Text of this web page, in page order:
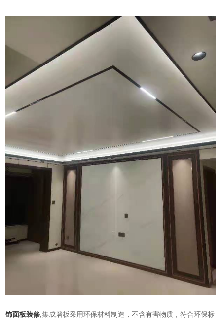
饰面板装修,集成墙板采用环保材料制造，不含有害物质，符合环保标